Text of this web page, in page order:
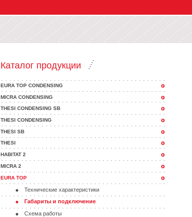
Каталог продукции
EURA TOP CONDENSING
MICRA CONDENSING
THESI CONDENSING SB
THESI CONDENSING
THESI SB
THESI
HABITAT 2
MICRA 2
EURA TOP
Технические характеристики
Габариты и подключение
Схема работы